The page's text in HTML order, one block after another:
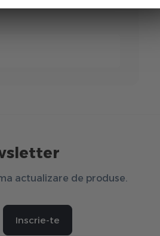
actualizare de produse.
Inscrie-te